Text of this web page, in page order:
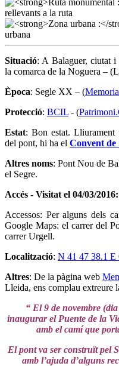
Situació: A Balaguer, ciutat
la comarca de la Noguera –
Època: Segle XX – (
Protecció: BCIL - (
Estat: Bon estat. Lliurament
del pont, hi ha el Convent de
Altres noms: Pont Nou de
el Segre.
Accés - Visitat el 04/03/2016:
Accessos: Per alguns dels
Google Maps: el carrer del
carrer Urgell.
Localització: N 41 47 38.1 E
Altres: De la pàgina web
Lleida, ens complau extreure
“ El 9 de novembre
inaugurar el Puente de la
amb el camí que
El pont va ser construït pel
amb l’ajuda d’alguns